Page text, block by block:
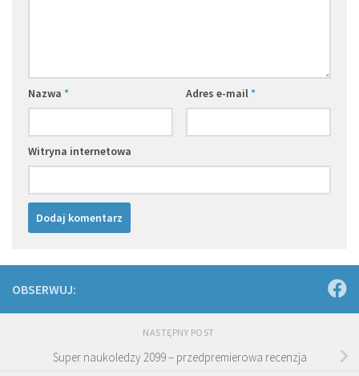
Nazwa * Adres e-mail*
Witryna internetowa
OBSERWUJ:
NASTĘPNY POST
Super naukoledzy 2099 – przedpremierowa recenzja